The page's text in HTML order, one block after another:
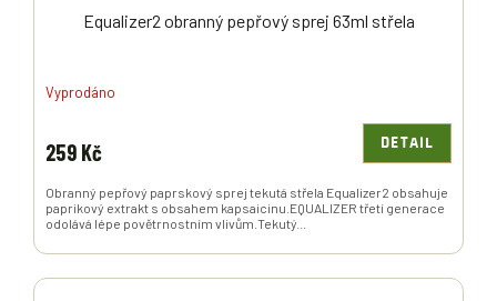
Equalizer2 obranný pepřový sprej 63ml střela
Vyprodáno
259 Kč DETAIL
Obranný pepřový paprskový sprej tekutá střela Equalizer2 obsahuje
paprikový extrakt s obsahem kapsaicinu.EQUALIZER třetí generace
odolává lépe povětrnostním vlivům.Tekutý...